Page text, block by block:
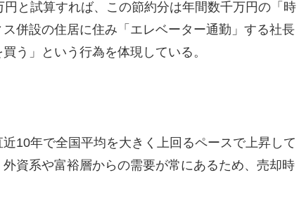
と試算すれば、この節約分は年間数千万円の「時
併設の住居に住み「エレベーター通勤」する社長
う」という行為を体現している。
10年で全国平均を大きく上回るペースで上昇して
資系や富裕層からの需要が常にあるため、売却時